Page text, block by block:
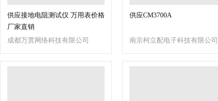
供应接地电阻测试仪 万用表价格
厂家直销
成都万贯网络科技有限公司
供应CM3700A
南京柯立配电子科技有限公司